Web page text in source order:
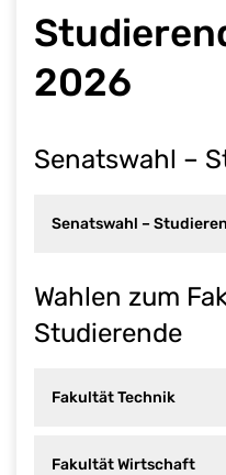
2026
Senatswahl –
Senatswahl –
Wahlen zum
Studierende
Fakultät Technik
Fakultät Wirtschaft